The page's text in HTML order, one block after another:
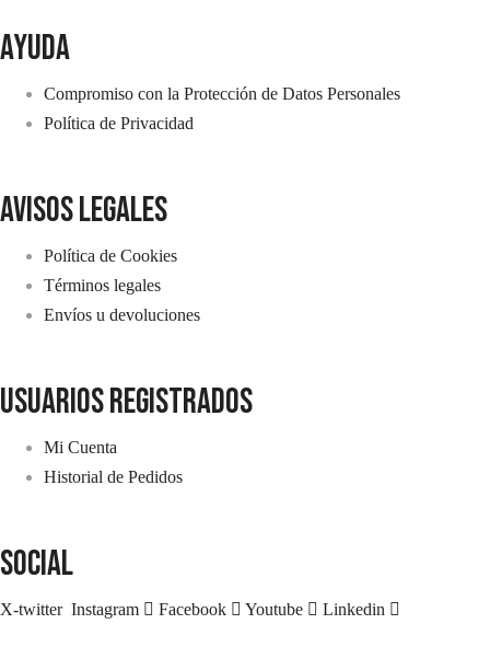
AYUDA
Compromiso con la Protección de Datos Personales
Política de Privacidad
avisos legales
Política de Cookies
Términos legales
Envíos u devoluciones
usuarios registrados
Mi Cuenta
Historial de Pedidos
SOCIAL
X-twitter Instagram Facebook Youtube Linkedin